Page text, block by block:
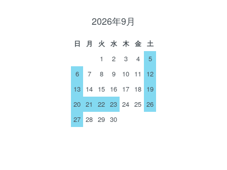
2026年9月
日 月 火 水 木 金
土
1
2 3 4
5
6
7 8 9 10 11
12
13 14 15 16 17 18 19
20 21 22 23 24 25 26
27 28 29 30